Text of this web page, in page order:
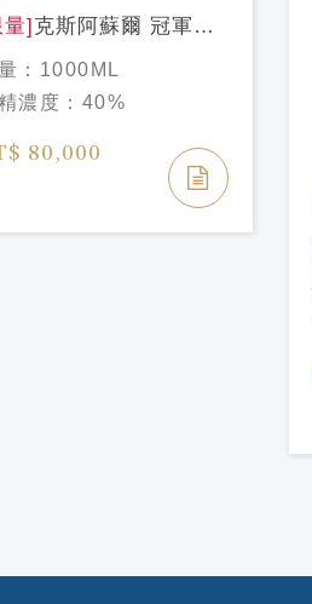
] 克斯阿蘇爾 冠軍榮
舌蘭1L Clase Azul
Spirit of
1L
： 1000ML
濃度： 40%
80,000